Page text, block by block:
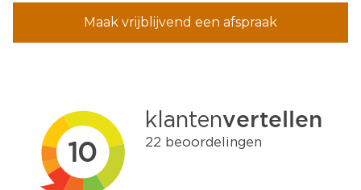
Maak vrijblijvend een afspraak